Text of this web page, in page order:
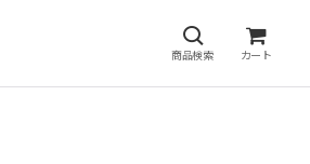
商品検索 カート